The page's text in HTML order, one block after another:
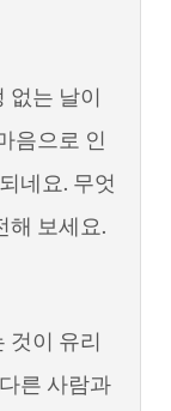
없는 날이
음으로 인
네요. 무엇
해 보세요.
것이 유리
른 사람과